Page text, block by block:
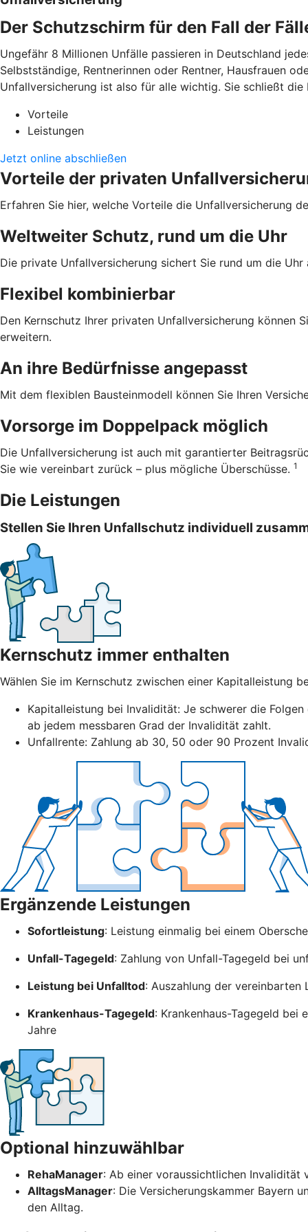
Der Schutzschirm für den Fall der
Ungefähr 8 Millionen Unfälle passieren in Deutschland
Selbstständige, Rentnerinnen oder Rentner, Hausfrauen
Unfallversicherung ist also für alle wichtig. Sie schließt
Vorteile
Leistungen
Jetzt online abschließen
Vorteile der privaten
Erfahren Sie hier, welche Vorteile die Unfallversicherung
Weltweiter Schutz, rund um die Uhr
Die private Unfallversicherung sichert Sie rund um die
Flexibel kombinierbar
Den Kernschutz Ihrer privaten Unfallversicherung können
erweitern.
An ihre Bedürfnisse angepasst
Mit dem flexiblen Bausteinmodell können Sie Ihren
Vorsorge im Doppelpack möglich
Die Unfallversicherung ist auch mit garantierter
Sie wie vereinbart zurück – plus mögliche Überschüsse. 1
Die Leistungen
Stellen Sie Ihren Unfallschutz individuell
Kernschutz immer enthalten
Wählen Sie im Kernschutz zwischen einer Kapitalleistung
Kapitalleistung bei Invalidität: Je schwerer die
ab jedem messbaren Grad der Invalidität zahlt.
Unfallrente: Zahlung ab 30, 50 oder 90 Prozent
Ergänzende Leistungen
Sofortleistung: Leistung einmalig bei einem
Unfall-Tagegeld: Zahlung von Unfall-Tagegeld bei
Leistung bei Unfalltod: Auszahlung der vereinbarten
Krankenhaus-Tagegeld: Krankenhaus-Tagegeld bei
Jahre
Optional hinzuwählbar
RehaManager: Ab einer voraussichtlichen Invalidität
AlltagsManager: Die Versicherungskammer Bayern
den Alltag.